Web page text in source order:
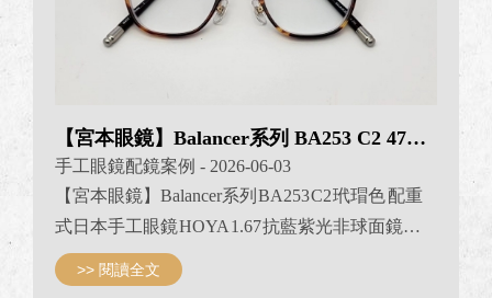
【宮本眼鏡】Balancer系列 BA253 C2 47mm
手工眼鏡配鏡案例 - 2026-06-03
【宮本眼鏡】Balancer系列 BA253 C2 玳瑁色 配重
式日本手工眼鏡 HOYA 1.67 抗藍紫光非球面鏡片
R: 近視-5.25 散光-0.50 L: 近視-6.25 散光-0.50 ​​​​​​JPG京
品眼鏡 BALANCER專賣 #BALANCEREYEWEAR
>> 閱讀全文